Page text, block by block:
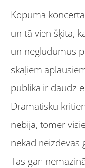
Kopumā
un tā vien šķita,
un negludumus
skaļiem
publika ir daudz
Dramatisku
nebija, tomēr
nekad neizdevās
Tas gan